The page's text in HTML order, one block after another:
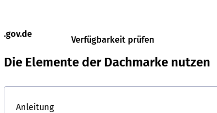
.gov.de
Verfügbarkeit prüfen
Die Elemente der Dachmarke nutzen
Anleitung